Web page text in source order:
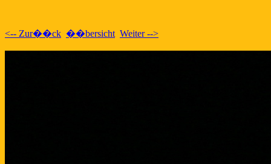
<-- Zur��ck ��bersicht Weiter -->